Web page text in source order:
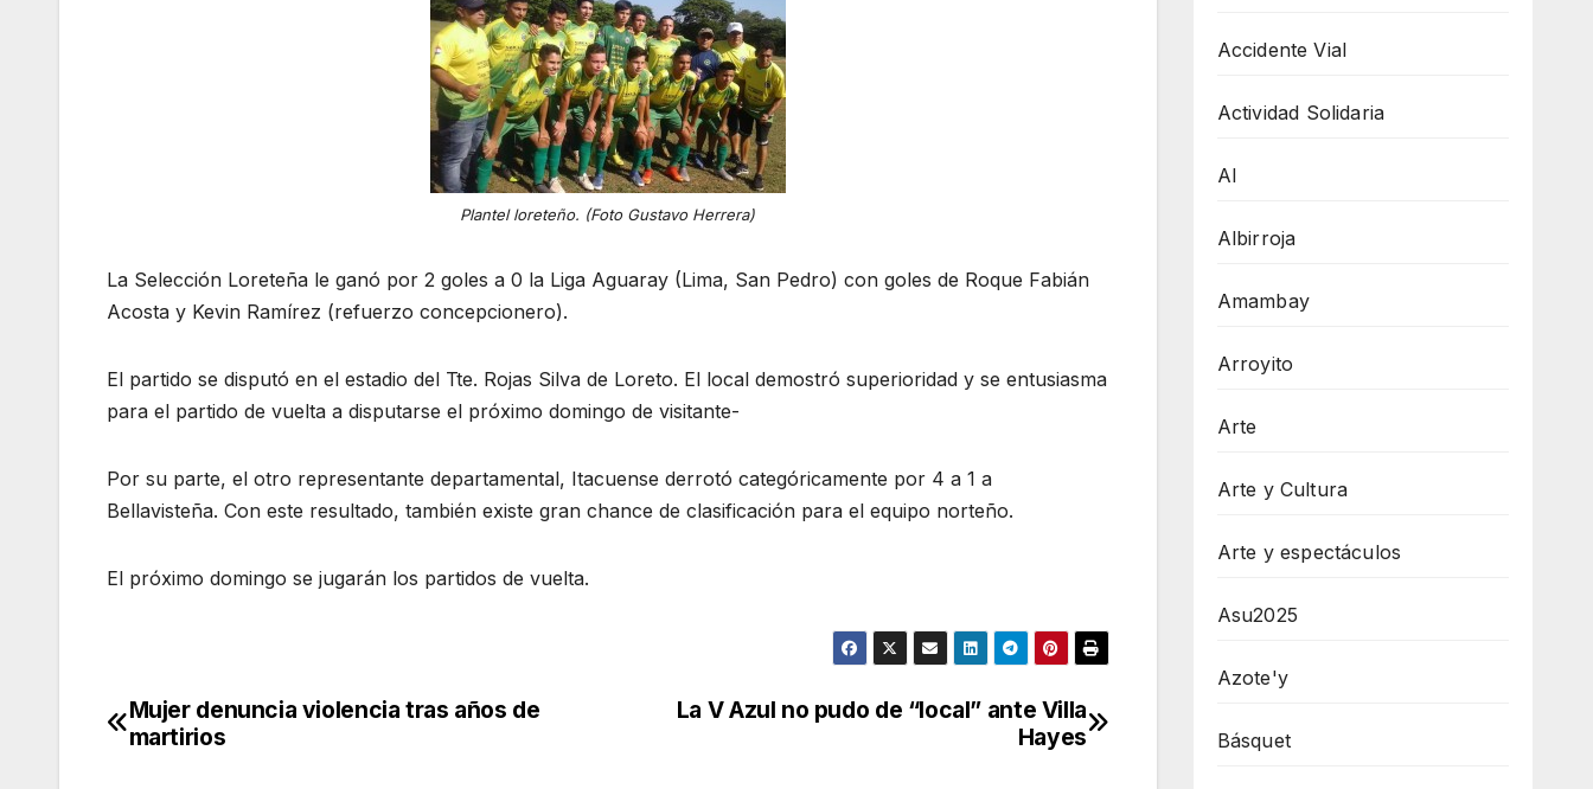
Plantel loreteño. (Foto Gustavo Herrera)
La Selección Loreteña le ganó por 2 goles a 0 la Liga Aguaray (Lima, San Pedro) con goles de Roque Fabián
Acosta y Kevin Ramírez (refuerzo concepcionero).
El partido se disputó en el estadio del Tte. Rojas Silva de Loreto. El local demostró superioridad y se entusiasma
para el partido de vuelta a disputarse el próximo domingo de visitante-
Por su parte, el otro representante departamental, Itacuense derrotó categóricamente por 4 a 1 a
Bellavisteña. Con este resultado, también existe gran chance de clasificación para el equipo norteño.
El próximo domingo se jugarán los partidos de vuelta.
Navegación
La V Azul no pudo de “local” ante Villa
Hayes
Mujer denuncia violencia tras años de
martirios
Accidente Vial
Actividad Solidaria
AI
Albirroja
Amambay
Arroyito
Arte
Arte y Cultura
Arte y espectáculos
Asu2025
Azote'y
Básquet